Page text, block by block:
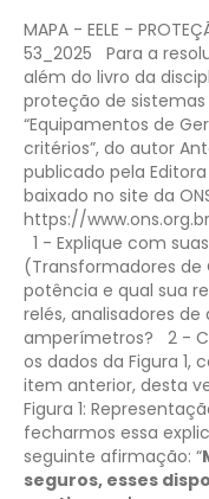
MAPA - EELE -
53_2025
Para a
além do livro da
proteção de
“Equipamentos de
critérios”, do autor
publicado pela
baixado no site da
https://
1 - Explique com
(Transformadores de
potência e qual sua
relés, analisadores
amperímetros?
2 -
os dados da Figura
item anterior, desta
Figura 1:
fecharmos essa
seguinte afirmação: “
seguros, esses